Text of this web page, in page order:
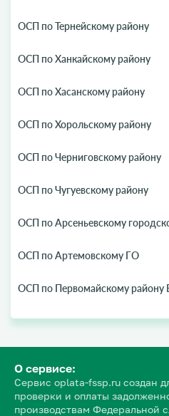
ОСП по Тернейскому району
ОСП по Ханкайскому району
ОСП по Хасанскому району
ОСП по Хорольскому району
ОСП по Черниговскому району
ОСП по Чугуевскому району
ОСП по Арсеньевскому
ОСП по Артемовскому ГО
ОСП по Первомайскому району
О сервисе:
Сервис oplata-fssp.ru создан
проверки и оплаты
производствам Федеральной